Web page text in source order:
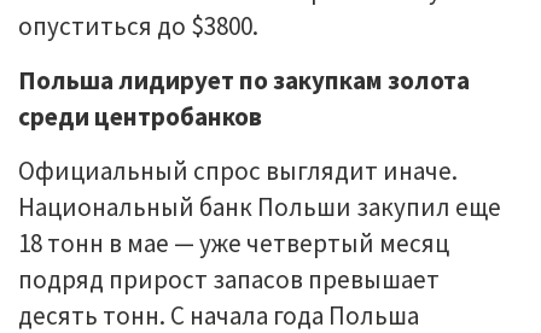
опуститься до $3800.
Польша лидирует по закупкам золота
среди центробанков
Официальный спрос выглядит иначе.
Национальный банк Польши закупил еще
18 тонн в мае — уже четвертый месяц
подряд прирост запасов превышает
десять тонн. С начала года Польша